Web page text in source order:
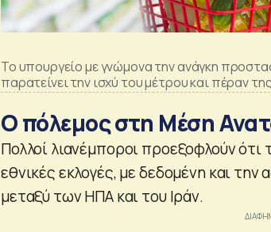
Το υπουργείο με γνώμονα την ανάγκη
παρατείνει την ισχύ του μέτρου και πέραν
Ο πόλεμος στη Μέση
Πολλοί λιανέμποροι προεξοφλούν ότι
εθνικές εκλογές, με δεδομένη και
μεταξύ των ΗΠΑ και του Ιράν.